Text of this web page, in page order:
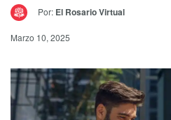
Por: El Rosario Virtual
Marzo 10, 2025